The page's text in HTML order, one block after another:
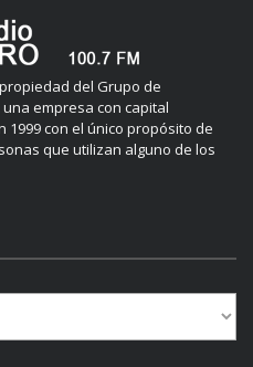
del Grupo de
una empresa con capital
con el único propósito de
que utilizan alguno de los